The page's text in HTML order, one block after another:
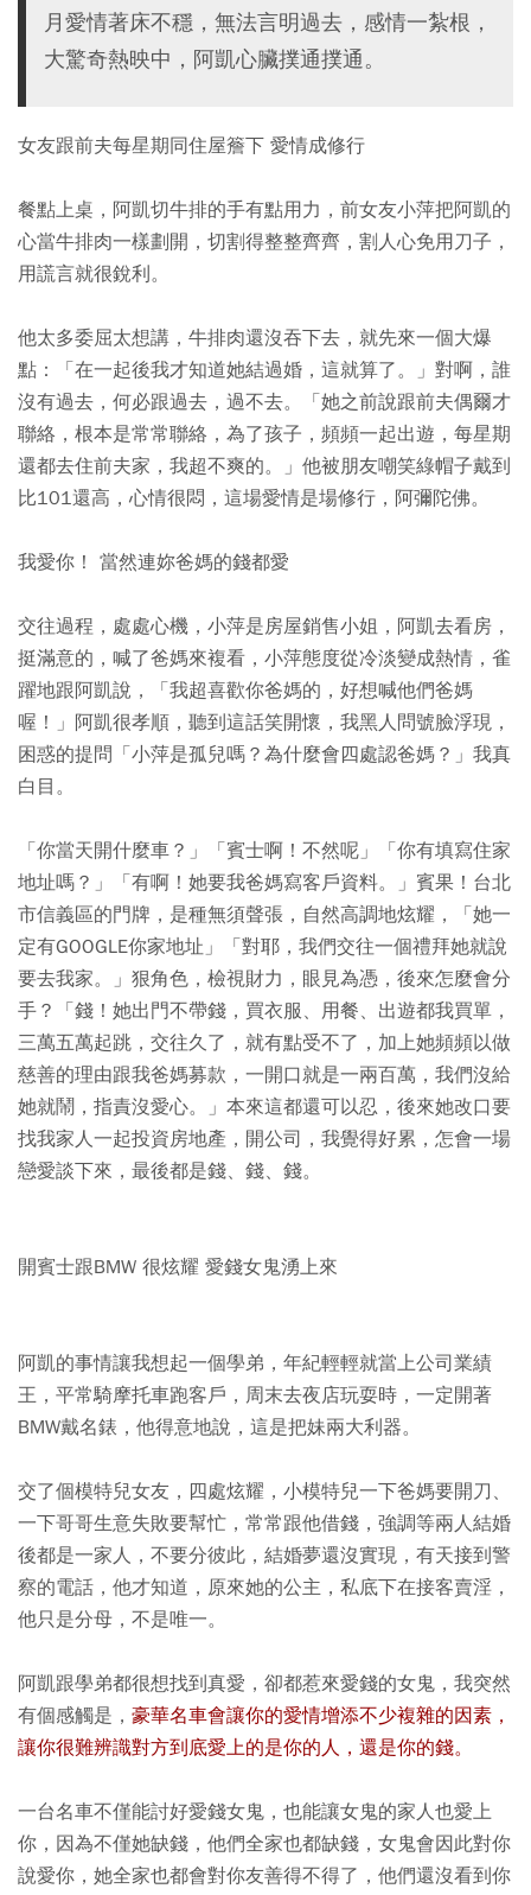
月愛情著床不穩，無法言明過去，感情一紮根，
大驚奇熱映中，阿凱心臟撲通撲通。
女友跟前夫每星期同住屋簷下 愛情成修行
餐點上桌，阿凱切牛排的手有點用力，前女友小萍把阿凱的
心當牛排肉一樣劃開，切割得整整齊齊，割人心免用刀子，
用謊言就很銳利。
他太多委屈太想講，牛排肉還沒吞下去，就先來一個大爆
點：「在一起後我才知道她結過婚，這就算了。」對啊，誰
沒有過去，何必跟過去，過不去。「她之前說跟前夫偶爾才
聯絡，根本是常常聯絡，為了孩子，頻頻一起出遊，每星期
還都去住前夫家，我超不爽的。」他被朋友嘲笑綠帽子戴到
比101還高，心情很悶，這場愛情是場修行，阿彌陀佛。
我愛你！ 當然連妳爸媽的錢都愛
交往過程，處處心機，小萍是房屋銷售小姐，阿凱去看房，
挺滿意的，喊了爸媽來複看，小萍態度從冷淡變成熱情，雀
躍地跟阿凱說，「我超喜歡你爸媽的，好想喊他們爸媽
喔！」阿凱很孝順，聽到這話笑開懷，我黑人問號臉浮現，
困惑的提問「小萍是孤兒嗎？為什麼會四處認爸媽？」我真
白目。
「你當天開什麼車？」「賓士啊！不然呢」「你有填寫住家
地址嗎？」「有啊！她要我爸媽寫客戶資料。」賓果！台北
市信義區的門牌，是種無須聲張，自然高調地炫耀，「她一
定有GOOGLE你家地址」「對耶，我們交往一個禮拜她就說
要去我家。」狠角色，檢視財力，眼見為憑，後來怎麼會分
手？「錢！她出門不帶錢，買衣服、用餐、出遊都我買單，
三萬五萬起跳，交往久了，就有點受不了，加上她頻頻以做
慈善的理由跟我爸媽募款，一開口就是一兩百萬，我們沒給
她就鬧，指責沒愛心。」本來這都還可以忍，後來她改口要
找我家人一起投資房地產，開公司，我覺得好累，怎會一場
戀愛談下來，最後都是錢、錢、錢。
開賓士跟BMW 很炫耀 愛錢女鬼湧上來
阿凱的事情讓我想起一個學弟，年紀輕輕就當上公司業績
王，平常騎摩托車跑客戶，周末去夜店玩耍時，一定開著
BMW戴名錶，他得意地說，這是把妹兩大利器。
交了個模特兒女友，四處炫耀，小模特兒一下爸媽要開刀、
一下哥哥生意失敗要幫忙，常常跟他借錢，強調等兩人結婚
後都是一家人，不要分彼此，結婚夢還沒實現，有天接到警
察的電話，他才知道，原來她的公主，私底下在接客賣淫，
他只是分母，不是唯一。
阿凱跟學弟都很想找到真愛，卻都惹來愛錢的女鬼，我突然
有個感觸是， 豪華名車會讓你的愛情增添不少複雜的因素，
讓你很難辨識對方到底愛上的是你的人，還是你的錢。
一台名車不僅能討好愛錢女鬼，也能讓女鬼的家人也愛上
你，因為不僅她缺錢，他們全家也都缺錢，女鬼會因此對你
說愛你，她全家也都會對你友善得不得了，他們還沒看到你